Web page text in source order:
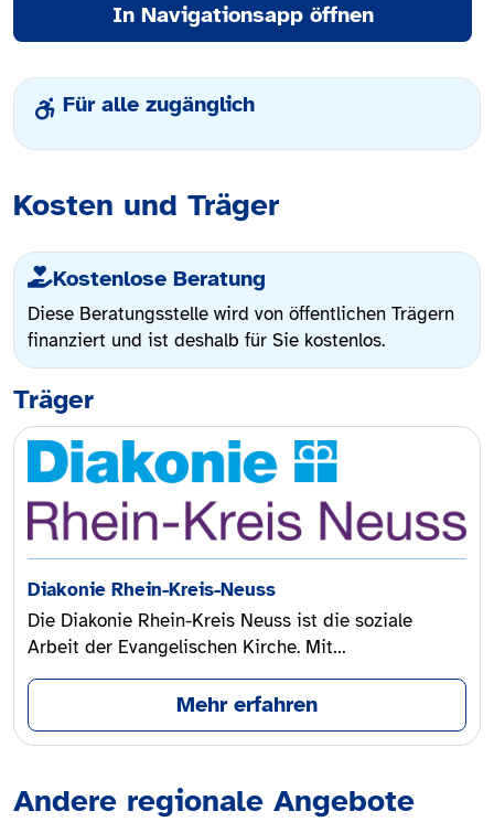
In Navigationsapp öffnen
Für alle zugänglich
Kosten und Träger
Kostenlose Beratung
Diese Beratungsstelle wird von öffentlichen Trägern
finanziert und ist deshalb für Sie kostenlos.
Träger
Diakonie Rhein-Kreis-Neuss
Die Diakonie Rhein-Kreis Neuss ist die soziale
Arbeit der Evangelischen Kirche. Mit…
Mehr erfahren
Andere regionale Angebote